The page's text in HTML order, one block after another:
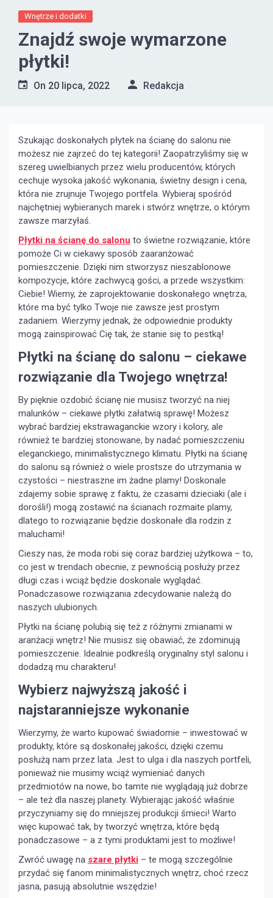
Wnętrze i dodatki
Znajdź swoje wymarzone
płytki!
On 20 lipca, 2022 Redakcja
Szukając doskonałych płytek na ścianę do salonu nie
możesz nie zajrzeć do tej kategorii! Zaopatrzyliśmy się w
szereg uwielbianych przez wielu producentów, których
cechuje wysoka jakość wykonania, świetny design i cena,
która nie zrujnuje Twojego portfela. Wybieraj spośród
najchętniej wybieranych marek i stwórz wnętrze, o którym
zawsze marzyłaś.
Płytki na ścianę do salonu to świetne rozwiązanie, które
pomoże Ci w ciekawy sposób zaaranżować
pomieszczenie. Dzięki nim stworzysz nieszablonowe
kompozycje, które zachwycą gości, a przede wszystkim:
Ciebie! Wiemy, że zaprojektowanie doskonałego wnętrza,
które ma być tylko Twoje nie zawsze jest prostym
zadaniem. Wierzymy jednak, że odpowiednie produkty
mogą zainspirować Cię tak, że stanie się to pestką!
Płytki na ścianę do salonu – ciekawe
rozwiązanie dla Twojego wnętrza!
By pięknie ozdobić ścianę nie musisz tworzyć na niej
malunków – ciekawe płytki załatwią sprawę! Możesz
wybrać bardziej ekstrawaganckie wzory i kolory, ale
również te bardziej stonowane, by nadać pomieszczeniu
eleganckiego, minimalistycznego klimatu. Płytki na ścianę
do salonu są również o wiele prostsze do utrzymania w
czystości – niestraszne im żadne plamy! Doskonale
zdajemy sobie sprawę z faktu, że czasami dzieciaki (ale i
dorośli!) mogą zostawić na ścianach rozmaite plamy,
dlatego to rozwiązanie będzie doskonałe dla rodzin z
maluchami!
Cieszy nas, że moda robi się coraz bardziej użytkowa – to,
co jest w trendach obecnie, z pewnością posłuży przez
długi czas i wciąż będzie doskonale wyglądać.
Ponadczasowe rozwiązania zdecydowanie należą do
naszych ulubionych.
Płytki na ścianę polubią się też z różnymi zmianami w
aranżacji wnętrz! Nie musisz się obawiać, że zdominują
pomieszczenie. Idealnie podkreślą oryginalny styl salonu i
dodadzą mu charakteru!
Wybierz najwyższą jakość i
najstaranniejsze wykonanie
Wierzymy, że warto kupować świadomie – inwestować w
produkty, które są doskonałej jakości, dzięki czemu
posłużą nam przez lata. Jest to ulga i dla naszych portfeli,
ponieważ nie musimy wciąż wymieniać danych
przedmiotów na nowe, bo tamte nie wyglądają już dobrze
– ale też dla naszej planety. Wybierając jakość właśnie
przyczyniamy się do mniejszej produkcji śmieci! Warto
więc kupować tak, by tworzyć wnętrza, które będą
ponadczasowe – a z tymi produktami jest to możliwe!
Zwróć uwagę na szare płytki – te mogą szczególnie
przydać się fanom minimalistycznych wnętrz, choć rzecz
jasna, pasują absolutnie wszędzie!